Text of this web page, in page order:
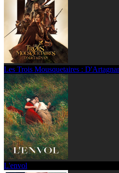
Les Trois Mousquetaires :
L'envol